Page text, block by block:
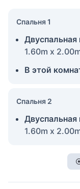
Спальня 1
Двуспальная
1.60m x
В этой
Спальня 2
Двуспальная
1.60m x